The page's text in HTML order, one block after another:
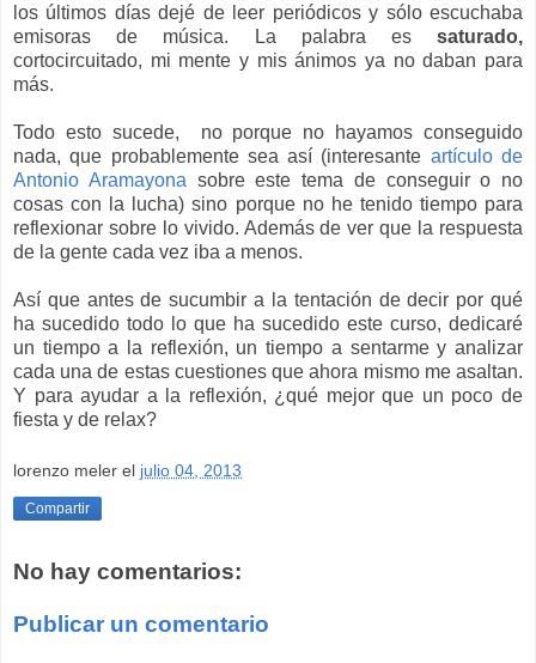
los últimos días dejé de leer periódicos y sólo escuchaba
emisoras de música. La palabra es saturado,
cortocircuitado, mi mente y mis ánimos ya no daban para
más.
Todo esto sucede, no porque no hayamos conseguido
nada, que probablemente sea así (interesante artículo de
Antonio Aramayona sobre este tema de conseguir o no
cosas con la lucha) sino porque no he tenido tiempo para
reflexionar sobre lo vivido. Además de ver que la respuesta
de la gente cada vez iba a menos.
Así que antes de sucumbir a la tentación de decir por qué
ha sucedido todo lo que ha sucedido este curso, dedicaré
un tiempo a la reflexión, un tiempo a sentarme y analizar
cada una de estas cuestiones que ahora mismo me asaltan.
Y para ayudar a la reflexión, ¿qué mejor que un poco de
fiesta y de relax?
lorenzo meler el julio 04, 2013
Compartir
No hay comentarios:
Publicar un comentario